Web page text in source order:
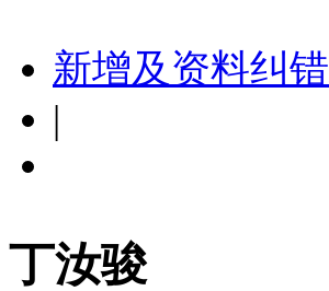
新增及资料纠错
|
丁汝骏